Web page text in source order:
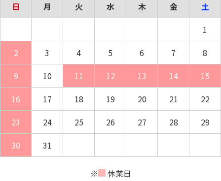
日 月 火 水 木 金
土
1
2
3 4 5 6 7
8
9
10 11 12 13 14
15
16
17 18 19 20 21
22
23
24 25 26 27 28
29
30
31
※ 休業日